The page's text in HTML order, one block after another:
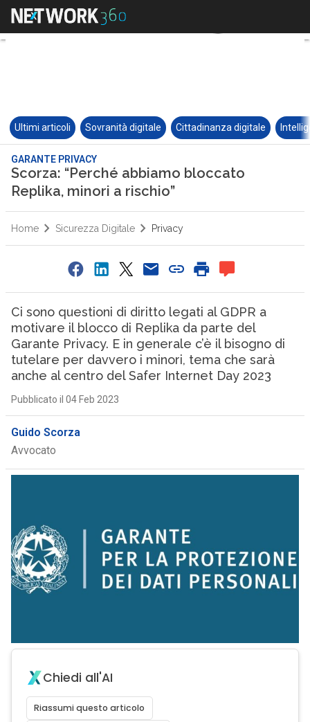
Ultimi articoli Sovranità digitale Cittadinanza digitale
GARANTE PRIVACY
Scorza: “Perché abbiamo bloccato
Replika, minori a rischio”
Home Sicurezza Digitale Privacy
Ci sono questioni di diritto legati al GDPR a
motivare il blocco di Replika da parte del
Garante Privacy. E in generale c’è il bisogno di
tutelare per davvero i minori, tema che sarà
anche al centro del Safer Internet Day 2023
Pubblicato il 04 Feb 2023
Guido Scorza
Avvocato
Chiedi all'AI
Riassumi questo articolo